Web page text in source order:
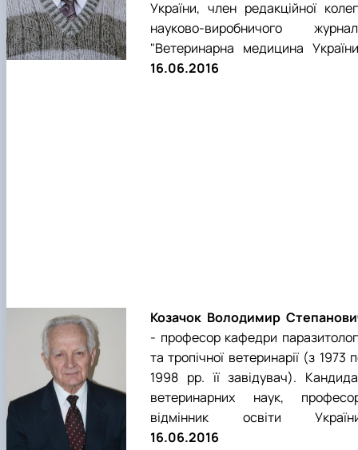
України, член редакційної
науково-виробничого
"Ветеринарна медицина
16.06.2016
Козачок Володимир
- професор кафедри
та тропічної ветеринарії (з 1973
1998 рр. її завідувач).
ветеринарних наук,
відмінник освіти
16.06.2016